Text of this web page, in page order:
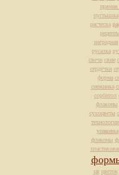
прямая
пустышка
расческа
рецепты
наградная
русалка
свечи свин
сердечки
форма
снежинка
сорбитол
флаконы
сухоцветы
технология
упаковка
флаконы
цв цветок